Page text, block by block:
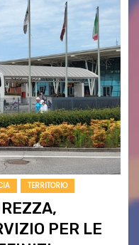
TERRITORIO
PER LE